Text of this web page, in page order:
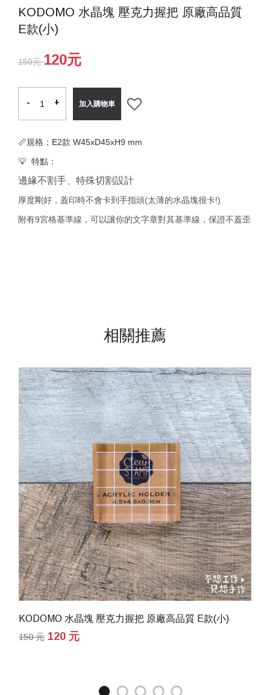
KODOMO 水晶塊 壓克力握把 原廠高品質
E款(小)
150元 120元
- +
- + 加入購物車
📏規格：E2款 W45xD45xH9 mm
💡 特點：
邊緣不割手、特殊切割設計
厚度剛好，蓋印時不會卡到手指頭(太薄的水晶塊很卡!)
附有9宮格基準線，可以讓你的文字章對其基準線，保證不蓋歪
相關推薦
KODOMO 水晶塊 壓克力握把 原廠高品質 E款(小)
150 元 120 元